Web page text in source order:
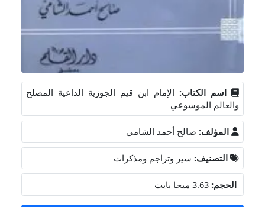
اسم الكتاب: الإمام ابن قيم الجوزية الداعية المصلح
والعالم الموسوعي
المؤلف: صالح أحمد الشامي
التصنيف: سير وتراجم ومذكرات
الحجم: